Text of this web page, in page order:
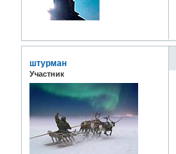
штурман
Участник